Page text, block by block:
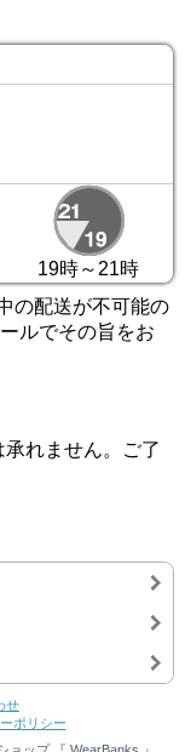
19時～21時
の配送が不可能の
ルでその旨をお
れません。ご了
せ
ポリシー